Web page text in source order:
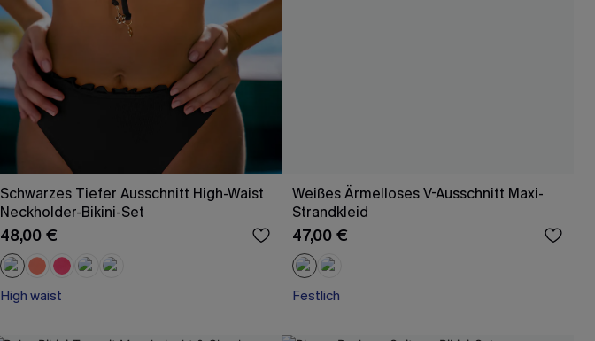
Schwarzes Tiefer Ausschnitt High-Waist
Neckholder-Bikini-Set
48,00 €
High waist
Weißes Ärmelloses V-Ausschnitt Maxi-
Strandkleid
47,00 €
Festlich